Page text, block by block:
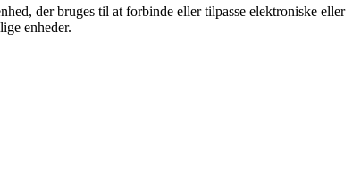
der bruges til at forbinde eller tilpasse elektroniske eller
enheder.